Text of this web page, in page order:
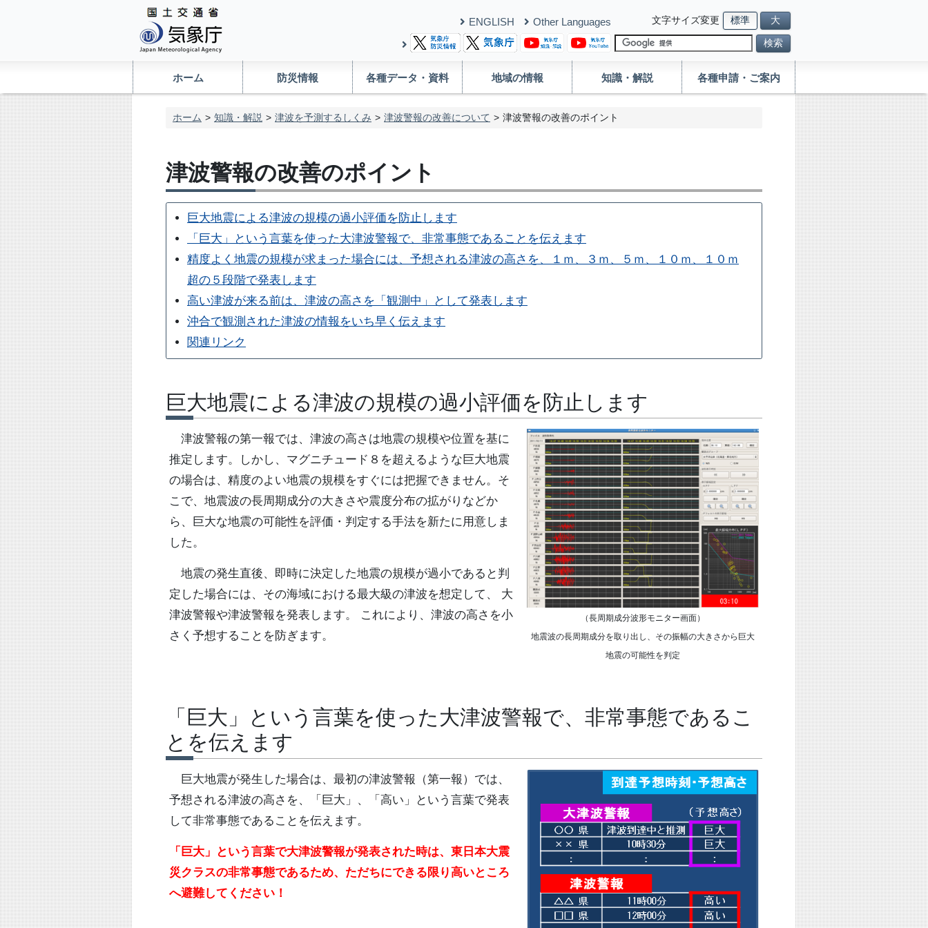
ENGLISH Other Languages 文字サイズ変更 標準 大
検索
ホーム 防災情報 各種データ・資料 地域の情報 知識・解説 各種申請・ご案内
ホーム 知識・解説 津波を予測するしくみ 津波警報の改善について 津波警報の改善のポイント
津波警報の改善のポイント
巨大地震による津波の規模の過小評価を防止します
「巨大」という言葉を使った大津波警報で、非常事態であることを伝えます
精度よく地震の規模が求まった場合には、予想される津波の高さを、１ｍ、３ｍ、５ｍ、１０ｍ、１０ｍ
超の５段階で発表します
高い津波が来る前は、津波の高さを「観測中」として発表します
沖合で観測された津波の情報をいち早く伝えます
関連リンク
巨大地震による津波の規模の過小評価を防止します
津波警報の第一報では、津波の高さは地震の規模や位置を基に
推定します。しかし、マグニチュード８を超えるような巨大地震
の場合は、精度のよい地震の規模をすぐには把握できません。そ
こで、地震波の長周期成分の大きさや震度分布の拡がりなどか
ら、巨大な地震の可能性を評価・判定する手法を新たに用意しま
した。
地震の発生直後、即時に決定した地震の規模が過小であると判
定した場合には、その海域における最大級の津波を想定して、 大
津波警報や津波警報を発表します。 これにより、津波の高さを小
さく予想することを防ぎます。
（長周期成分波形モニター画面）
地震波の長周期成分を取り出し、その振幅の大きさから巨大
地震の可能性を判定
「巨大」という言葉を使った大津波警報で、非常事態であるこ
とを伝えます
巨大地震が発生した場合は、最初の津波警報（第一報）では、
予想される津波の高さを、「巨大」、「高い」という言葉で発表
して非常事態であることを伝えます。
「巨大」という言葉で大津波警報が発表された時は、東日本大震
災クラスの非常事態であるため、ただちにできる限り高いところ
へ避難してください！